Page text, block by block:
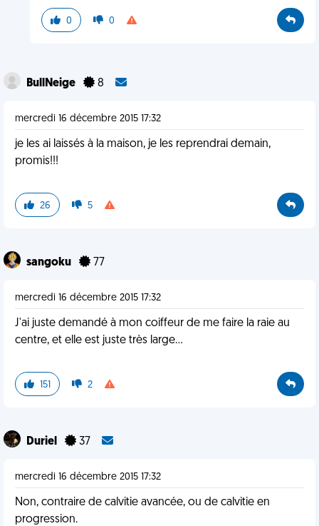
0 0
BullNeige 8
mercredi 16 décembre 2015 17:32
je les ai laissés à la maison, je les reprendrai demain,
promis!!!
26 5
sangoku 77
mercredi 16 décembre 2015 17:32
J'ai juste demandé à mon coiffeur de me faire la raie au
centre, et elle est juste très large...
151 2
Duriel 37
mercredi 16 décembre 2015 17:32
Non, contraire de calvitie avancée, ou de calvitie en
progression.